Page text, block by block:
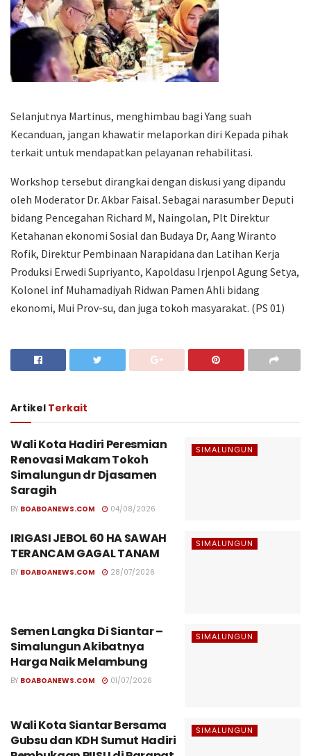
Selanjutnya Martinus, menghimbau bagi Yang suah
Kecanduan, jangan khawatir melaporkan diri Kepada pihak
terkait untuk mendapatkan pelayanan rehabilitasi.
Workshop tersebut dirangkai dengan diskusi yang dipandu
oleh Moderator Dr. Akbar Faisal. Sebagai narasumber Deputi
bidang Pencegahan Richard M, Naingolan, Plt Direktur
Ketahanan ekonomi Sosial dan Budaya Dr, Aang Wiranto
Rofik, Direktur Pembinaan Narapidana dan Latihan Kerja
Produksi Erwedi Supriyanto, Kapoldasu Irjenpol Agung Setya,
Kolonel inf Muhamadiyah Ridwan Pamen Ahli bidang
ekonomi, Mui Prov-su, dan juga tokoh masyarakat. (PS 01)
Artikel Terkait
SIMALUNGUN
Wali Kota Hadiri Peresmian
Renovasi Makam Tokoh
Simalungun dr Djasamen
Saragih
BY BOABOANEWS.COM 04/08/2026
SIMALUNGUN
IRIGASI JEBOL 60 HA SAWAH
TERANCAM GAGAL TANAM
BY BOABOANEWS.COM 28/07/2026
SIMALUNGUN
Semen Langka Di Siantar –
Simalungun Akibatnya
Harga Naik Melambung
BY BOABOANEWS.COM 01/07/2026
SIMALUNGUN
Wali Kota Siantar Bersama
Gubsu dan KDH Sumut Hadiri